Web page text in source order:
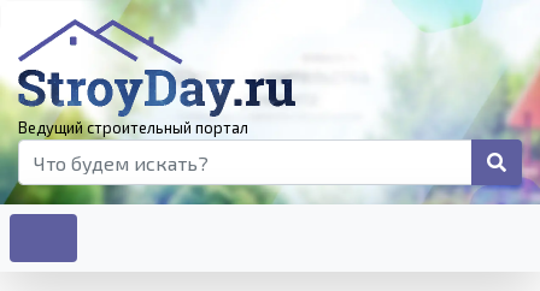
Ведущий строительный портал